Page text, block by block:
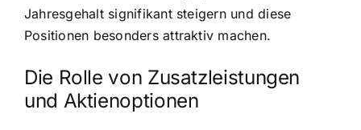
Jahresgehalt signifikant steigern und diese
Positionen besonders attraktiv machen.
Die Rolle von Zusatzleistungen
und Aktienoptionen